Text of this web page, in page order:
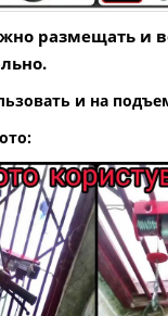
размещать и
.
и на